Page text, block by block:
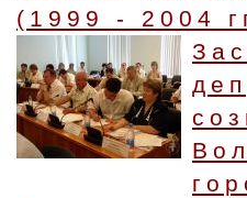
(1999 - 2004